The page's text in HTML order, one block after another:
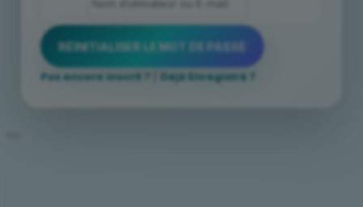
Pas encore inscrit ? Déjà Enregistré ?